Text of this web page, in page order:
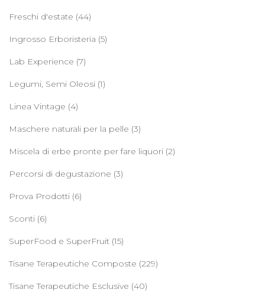
Freschi d'estate (44)
Ingrosso Erboristeria (5)
Lab Experience (7)
Legumi, Semi Oleosi (1)
Linea Vintage (4)
Maschere naturali per la pelle (3)
Miscela di erbe pronte per fare liquori (2)
Percorsi di degustazione (3)
Prova Prodotti (6)
Sconti (6)
SuperFood e SuperFruit (15)
Tisane Terapeutiche Composte (229)
Tisane Terapeutiche Esclusive (40)